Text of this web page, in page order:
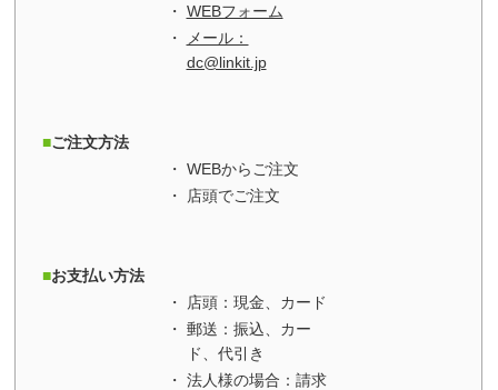
WEBフォーム
メール：
dc@linkit.jp
ご注文方法
WEBからご注文
店頭でご注文
お支払い方法
店頭：現金、カード
郵送：振込、カー
ド、代引き
法人様の場合：請求